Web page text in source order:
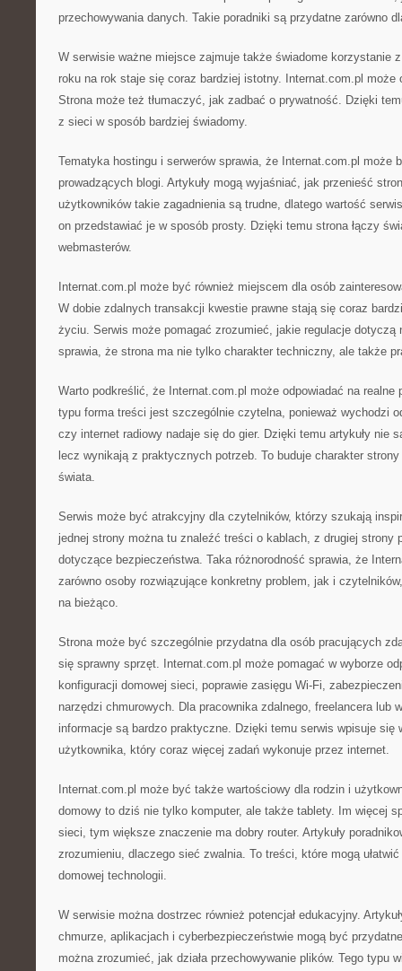
przechowywania danych. Takie poradniki są przydatne zarówno
W serwisie ważne miejsce zajmuje także świadome korzystanie
roku na rok staje się coraz bardziej istotny. Internat.com.pl może
Strona może też tłumaczyć, jak zadbać o prywatność. Dzięki
z sieci w sposób bardziej świadomy.
Tematyka hostingu i serwerów sprawia, że Internat.com.pl może
prowadzących blogi. Artykuły mogą wyjaśniać, jak przenieść
użytkowników takie zagadnienia są trudne, dlatego wartość
on przedstawiać je w sposób prosty. Dzięki temu strona łączy
webmasterów.
Internat.com.pl może być również miejscem dla osób
W dobie zdalnych transakcji kwestie prawne stają się coraz
życiu. Serwis może pomagać zrozumieć, jakie regulacje dotyczą
sprawia, że strona ma nie tylko charakter techniczny, ale także
Warto podkreślić, że Internat.com.pl może odpowiadać na realne
typu forma treści jest szczególnie czytelna, ponieważ wychodzi
czy internet radiowy nadaje się do gier. Dzięki temu artykuły nie
lecz wynikają z praktycznych potrzeb. To buduje charakter
świata.
Serwis może być atrakcyjny dla czytelników, którzy szukają
jednej strony można tu znaleźć treści o kablach, z drugiej strony
dotyczące bezpieczeństwa. Taka różnorodność sprawia, że
zarówno osoby rozwiązujące konkretny problem, jak i
na bieżąco.
Strona może być szczególnie przydatna dla osób pracujących
się sprawny sprzęt. Internat.com.pl może pomagać w wyborze
konfiguracji domowej sieci, poprawie zasięgu Wi-Fi,
narzędzi chmurowych. Dla pracownika zdalnego, freelancera lub
informacje są bardzo praktyczne. Dzięki temu serwis wpisuje się
użytkownika, który coraz więcej zadań wykonuje przez internet.
Internat.com.pl może być także wartościowy dla rodzin i
domowy to dziś nie tylko komputer, ale także tablety. Im więcej
sieci, tym większe znaczenie ma dobry router. Artykuły
zrozumieniu, dlaczego sieć zwalnia. To treści, które mogą
domowej technologii.
W serwisie można dostrzec również potencjał edukacyjny.
chmurze, aplikacjach i cyberbezpieczeństwie mogą być
można zrozumieć, jak działa przechowywanie plików. Tego typu